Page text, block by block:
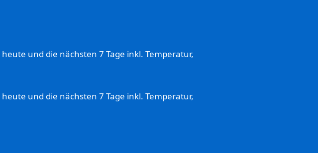
und die nächsten 7 Tage inkl. Temperatur,
und die nächsten 7 Tage inkl. Temperatur,